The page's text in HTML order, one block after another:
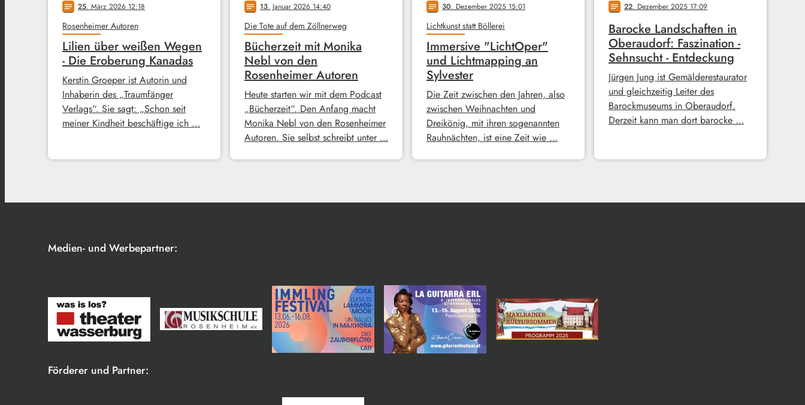
notes 25. März 2026 12:18
Rosenheimer Autoren
Lilien über weißen Wegen
- Die Eroberung Kanadas
Kerstin Groeper ist Autorin und
Inhaberin des „Traumfänger
Verlags“. Sie sagt: „Schon seit
meiner Kindheit beschäftige ich …
notes 13. Januar 2026 14:40
Die Tote auf dem Zöllnerweg
Bücherzeit mit Monika
Nebl von den
Rosenheimer Autoren
Heute starten wir mit dem Podcast
„Bücherzeit“. Den Anfang macht
Monika Nebl von den Rosenheimer
Autoren. Sie selbst schreibt unter …
notes 30. Dezember 2025 15:01
Lichtkunst statt Böllerei
Immersive "LichtOper"
und Lichtmapping an
Sylvester
Die Zeit zwischen den Jahren, also
zwischen Weihnachten und
Dreikönig, mit ihren sogenannten
Rauhnächten, ist eine Zeit wie …
notes 22. Dezember 2025 17:09
Barocke Landschaften in
Oberaudorf: Faszination -
Sehnsucht - Entdeckung
Jürgen Jung ist Gemälderestaurator
und gleichzeitig Leiter des
Barockmuseums in Oberaudorf.
Derzeit kann man dort barocke …
Medien- und Werbepartner:
Förderer und Partner: